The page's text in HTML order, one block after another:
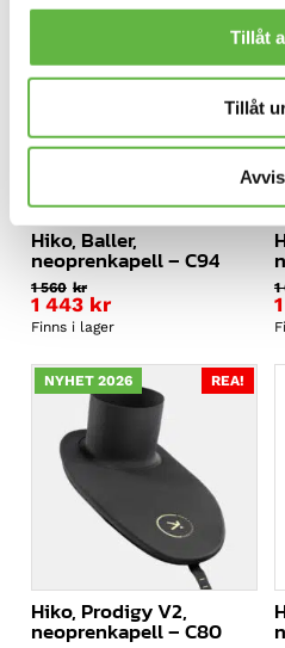
Tillåt
Tillåt
Hiko, Baller,
neoprenkapell – C94
1 560 kr
1 443 kr
Finns i lager
REA!
1
NYHET 2026
Hiko, Prodigy V2,
neoprenkapell – C80
REA!